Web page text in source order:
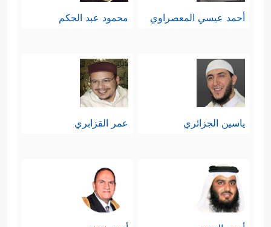
أحمد عيسي المعصراوي محمود عبد الحكم
ياسين الجزائري عمر القزابري